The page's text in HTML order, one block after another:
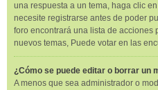
una respuesta a un tema, haga clic
necesite registrarse antes de poder
foro encontrará una lista de acciones
nuevos temas, Puede votar en las
¿Cómo se puede editar o borrar un
A menos que sea administrador o